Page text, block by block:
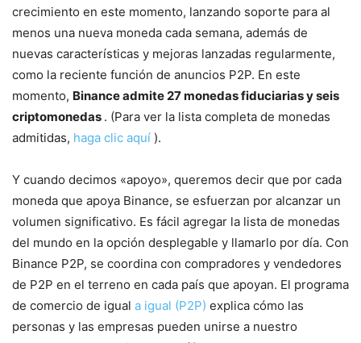
crecimiento en este momento, lanzando soporte para al
menos una nueva moneda cada semana, además de
nuevas características y mejoras lanzadas regularmente,
como la reciente función de anuncios P2P. En este
momento, Binance admite 27 monedas fiduciarias y seis
criptomonedas . (Para ver la lista completa de monedas
admitidas, haga clic aquí ).
Y cuando decimos «apoyo», queremos decir que por cada
moneda que apoya Binance, se esfuerzan por alcanzar un
volumen significativo. Es fácil agregar la lista de monedas
del mundo en la opción desplegable y llamarlo por día. Con
Binance P2P, se coordina con compradores y vendedores
de P2P en el terreno en cada país que apoyan. El programa
de comercio de igual a igual (P2P) explica cómo las
personas y las empresas pueden unirse a nuestro